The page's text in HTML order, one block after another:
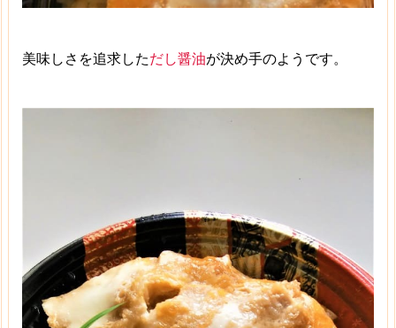
美味しさを追求しただし醤油が決め手のようです。